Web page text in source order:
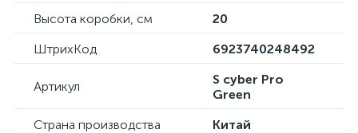
Высота коробки, см
20
ШтрихКод
6923740248492
Артикул
S cyber Pro
Green
Страна производства
Китай